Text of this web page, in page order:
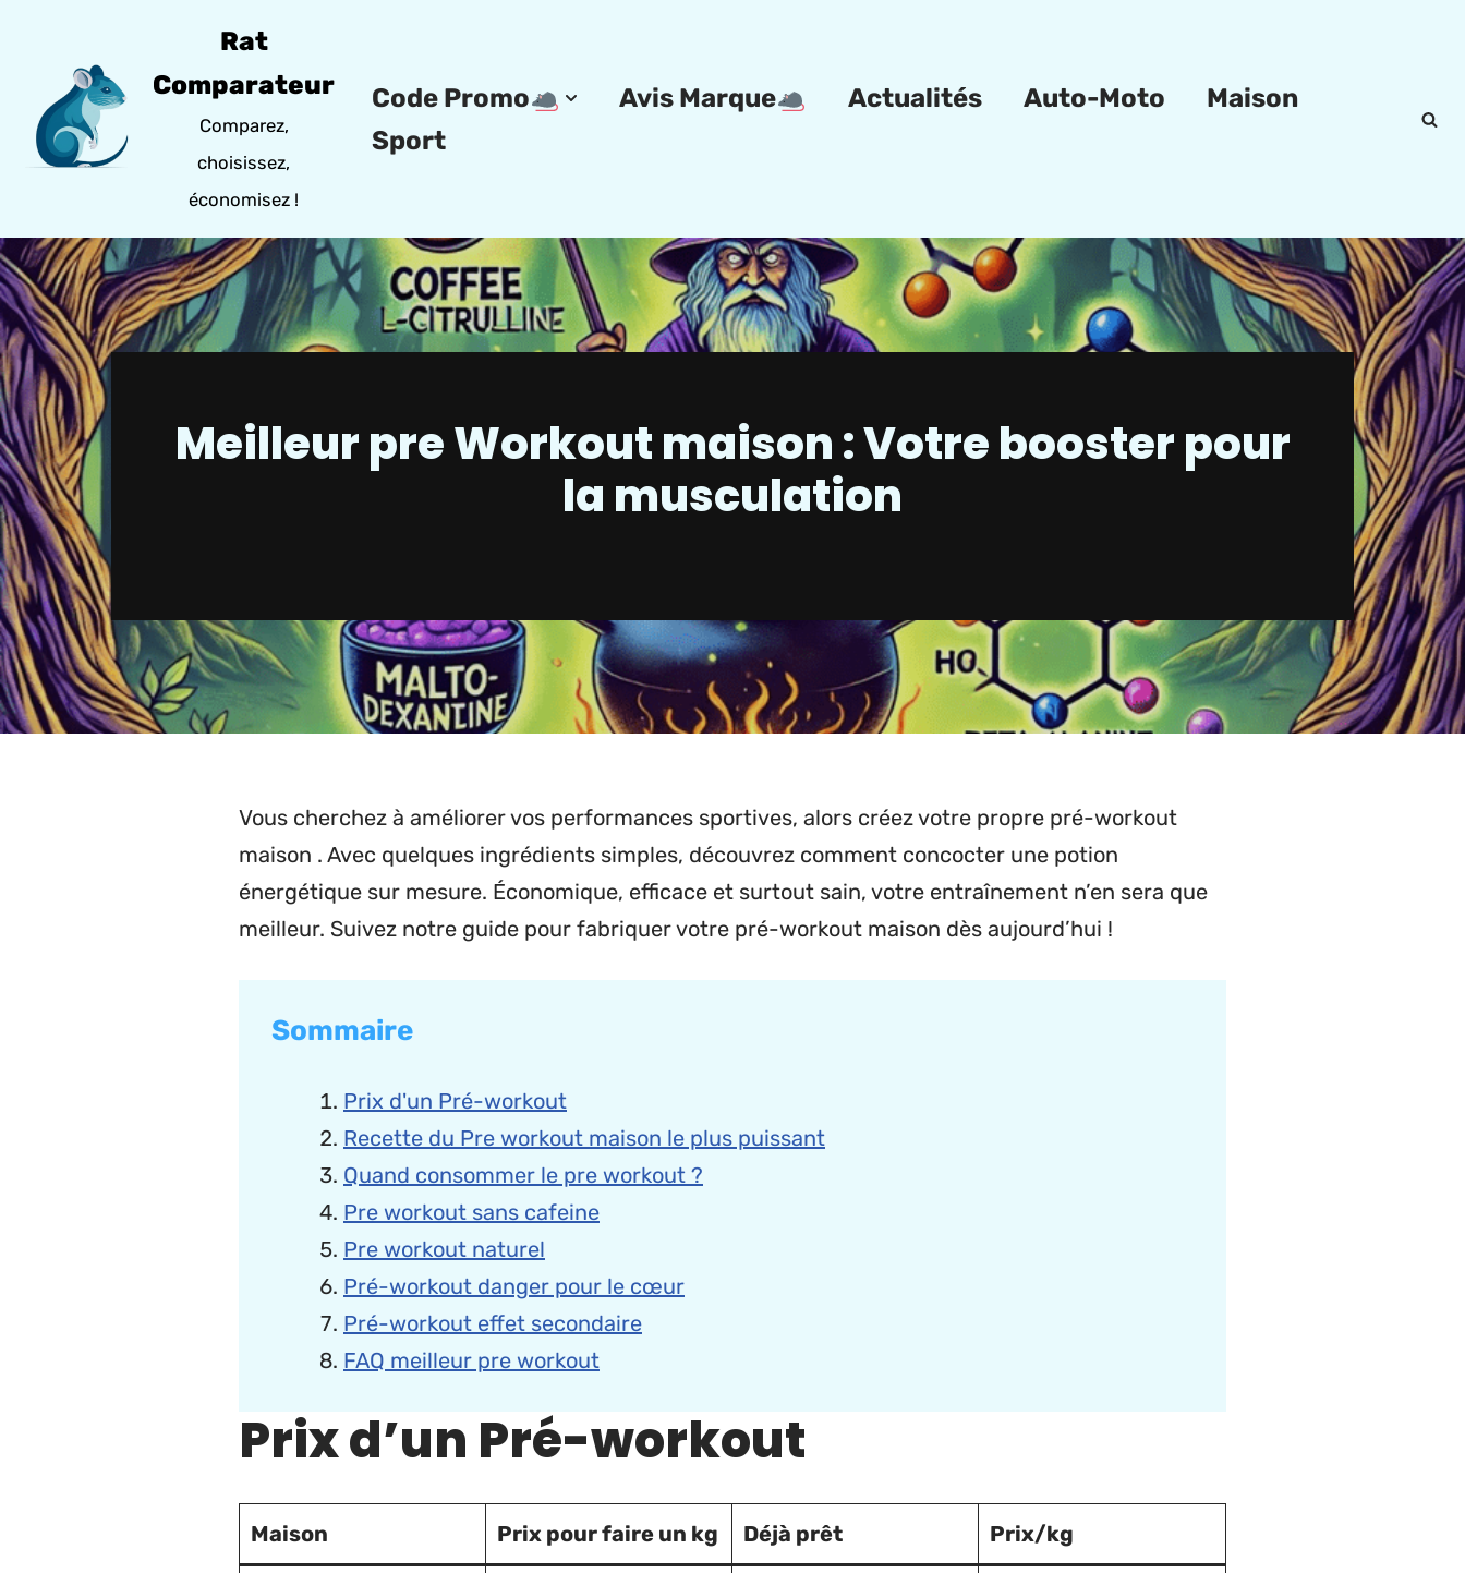
contenu
Rat
Comparateur
Comparez,
choisissez,
économisez !
Code Promo Avis Marque Actualités Auto-Moto
Maison
Sport
Meilleur pre Workout maison : Votre booster pour
la musculation
Vous cherchez à améliorer vos performances sportives, alors créez votre propre pré-workout
maison . Avec quelques ingrédients simples, découvrez comment concocter une potion
énergétique sur mesure. Économique, efficace et surtout sain, votre entraînement n’en sera que
meilleur. Suivez notre guide pour fabriquer votre pré-workout maison dès aujourd’hui !
Sommaire
Prix d'un Pré-workout
Recette du Pre workout maison le plus puissant
Quand consommer le pre workout ?
Pre workout sans cafeine
Pre workout naturel
Pré-workout danger pour le cœur
Pré-workout effet secondaire
FAQ meilleur pre workout
Prix d’un Pré-workout
Maison Prix pour faire un kg Déjà prêt Prix/kg